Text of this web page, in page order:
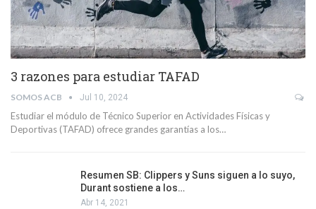
3 razones para estudiar TAFAD
SOMOS ACB Jul 10, 2024
Estudiar el módulo de Técnico Superior en Actividades Físicas y
Deportivas (TAFAD) ofrece grandes garantías a los…
Resumen SB: Clippers y Suns siguen a lo suyo,
Durant sostiene a los…
Abr 14, 2021